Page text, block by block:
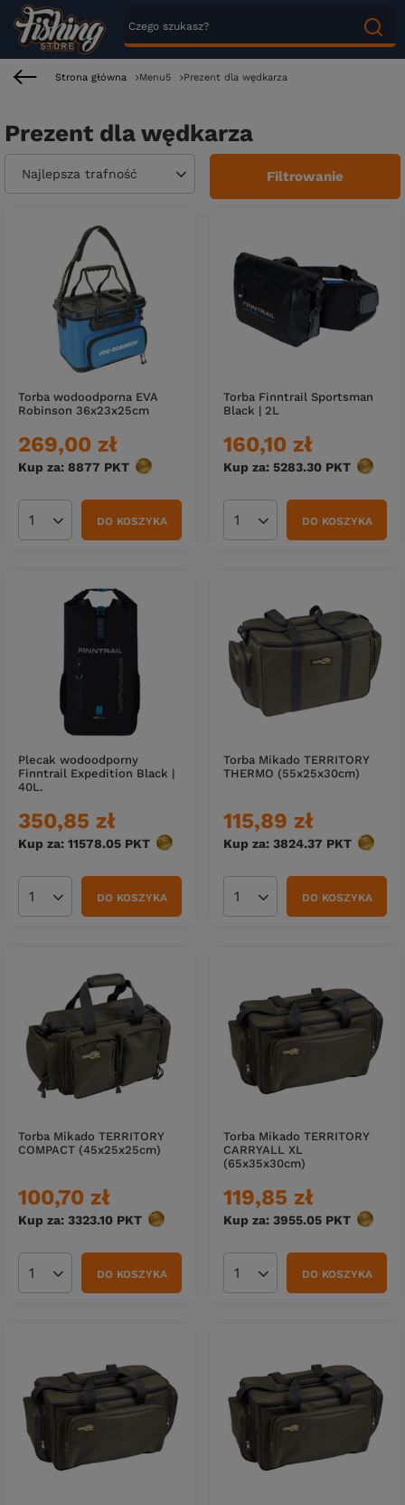
Strona główna Menu5 Prezent dla wędkarza
Prezent dla wędkarza
Zmień sortowanie
Najlepsza trafność Filtrowanie
Torba wodoodporna EVA
Robinson 36x23x25cm
269,00 zł
Kup za: 8877 PKT punktów
Ilość produktówDO KOSZYKA
Torba Finntrail Sportsman
Black | 2L
160,10 zł
Kup za: 5283.30 PKT
Ilość produktówDO KOSZYKA
Plecak wodoodporny
Finntrail Expedition Black |
40L.
350,85 zł
Kup za: 11578.05 PKT punktów
Ilość produktówDO KOSZYKA
Torba Mikado TERRITORY
THERMO (55x25x30cm)
115,89 zł
Kup za: 3824.37 PKT
Ilość produktówDO KOSZYKA
Torba Mikado TERRITORY
COMPACT (45x25x25cm)
100,70 zł
Kup za: 3323.10 PKT punktów
Ilość produktówDO KOSZYKA
Torba Mikado TERRITORY
CARRYALL XL
(65x35x30cm)
119,85 zł
Kup za: 3955.05 PKT
Ilość produktówDO KOSZYKA